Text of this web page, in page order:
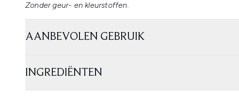
Zonder geur- en kleurstoffen.
AANBEVOLEN GEBRUIK
INGREDIËNTEN